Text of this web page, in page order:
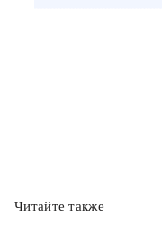
Читайте также